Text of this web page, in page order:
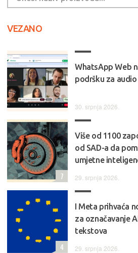
VEZANO
WhatsApp Web
podršku za
30. srpnja 2026.
Više od 1100
od SAD-a da
umjetne
29. srpnja 2026.
7
I Meta prihvaća
za označavanje
tekstova
29. srpnja 2026.
4